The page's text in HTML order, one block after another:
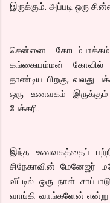
இருக்கும். அப்படி ஒரு
சென்னை கோடம்பாக்கம்
கங்கையம்மன் கோவில்
தாண்டிய பிறகு, வலது
ஒரு உணவகம்
பேக்கரி.
இந்த உணவகத்தைப் பற்றி
சிநேகாவின் மேனேஜர்
வீட்டில் ஒரு நாள்
வாங்கி வாங்களேன்